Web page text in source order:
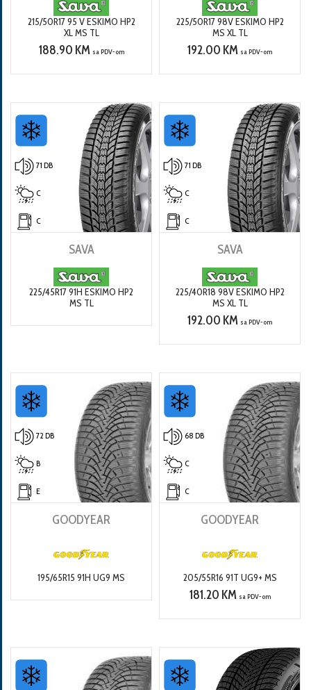
215/50R17 95 V ESKIMO HP2
XL MS TL
188.90 KM sa PDV-om
225/50R17 98V ESKIMO HP2
MS XL TL
192.00 KM sa PDV-om
71 DB
C
C
SAVA
225/45R17 91H ESKIMO HP2
MS TL
71 DB
C
C
SAVA
225/40R18 98V ESKIMO HP2
MS XL TL
192.00 KM sa PDV-om
72 DB
B
E
GOODYEAR
195/65R15 91H UG9 MS
68 DB
C
C
GOODYEAR
205/55R16 91T UG9+ MS
181.20 KM sa PDV-om